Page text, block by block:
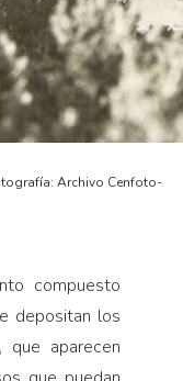
Archivo Cenfoto-
compuesto
depositan los
que aparecen